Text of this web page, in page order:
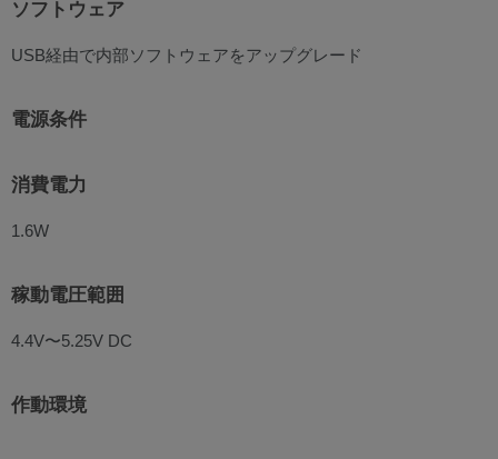
ソフトウェア
USB経由で内部ソフトウェアをアップグレード
電源条件
消費電力
1.6W
稼動電圧範囲
4.4V〜5.25V DC
作動環境